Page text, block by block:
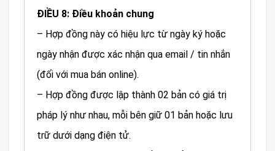
ĐIỀU 8: Điều khoản chung
– Hợp đồng này có hiệu lực từ ngày ký hoặc
ngày nhận được xác nhận qua email / tin nhắn
(đối với mua bán online).
– Hợp đồng được lập thành 02 bản có giá trị
pháp lý như nhau, mỗi bên giữ 01 bản hoặc lưu
trữ dưới dạng điện tử.